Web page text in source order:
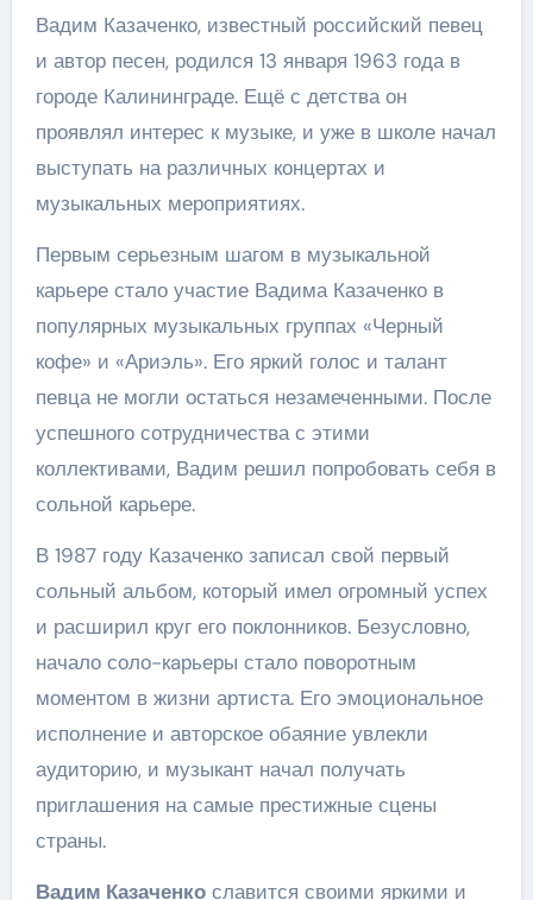
Вадим Казаченко, известный российский певец
и автор песен, родился 13 января 1963 года в
городе Калининграде. Ещё с детства он
проявлял интерес к музыке, и уже в школе начал
выступать на различных концертах и
музыкальных мероприятиях.
Первым серьезным шагом в музыкальной
карьере стало участие Вадима Казаченко в
популярных музыкальных группах «Черный
кофе» и «Ариэль». Его яркий голос и талант
певца не могли остаться незамеченными. После
успешного сотрудничества с этими
коллективами, Вадим решил попробовать себя в
сольной карьере.
В 1987 году Казаченко записал свой первый
сольный альбом, который имел огромный успех
и расширил круг его поклонников. Безусловно,
начало соло-кaрьеры стало поворотным
моментом в жизни артиста. Его эмоциональное
исполнение и авторское обаяние увлекли
аудиторию, и музыкант начал получать
приглашения на самые престижные сцены
страны.
Вадим Казаченкославится своими яркими и